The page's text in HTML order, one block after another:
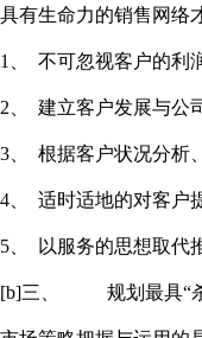
具有生命力的销售网络
1、 不可忽视客户的利
2、 建立客户发展与公
3、 根据客户状况分析
4、 适时适地的对客户
5、 以服务的思想取代
[b]三、 规划最具“杀